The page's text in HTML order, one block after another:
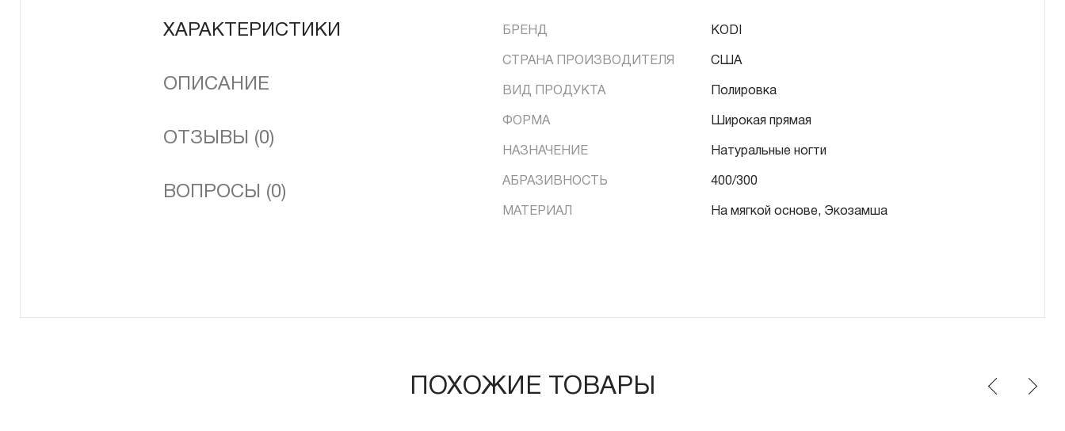
ХАРАКТЕРИСТИКИ
ОПИСАНИЕ
ОТЗЫВЫ (0)
ВОПРОСЫ (0)
БРЕНД KODI
СТРАНА ПРОИЗВОДИТЕЛЯ США
ВИД ПРОДУКТА Полировка
ФОРМА Широкая прямая
НАЗНАЧЕНИЕ Натуральные ногти
АБРАЗИВНОСТЬ 400/300
МАТЕРИАЛ На мягкой основе, Экозамша
ПОХОЖИЕ ТОВАРЫ